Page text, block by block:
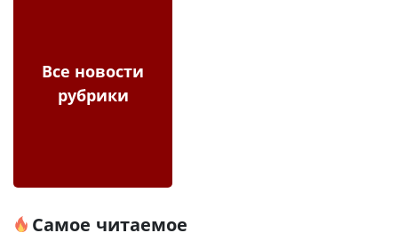
Все новости
рубрики
Самое читаемое